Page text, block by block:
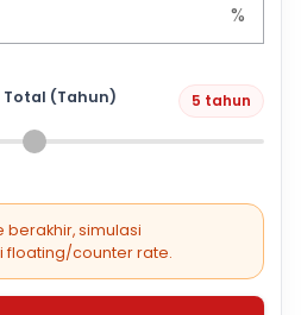
%
Total (Tahun) 5 tahun
berakhir, simulasi
floating/counter rate.